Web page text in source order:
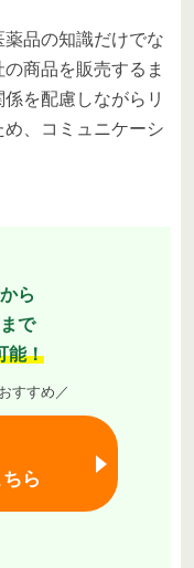
品の知識だけでな
商品を販売するま
を配慮しながらリ
、コミュニケーシ
ら
で
能！
すすめ／
ら